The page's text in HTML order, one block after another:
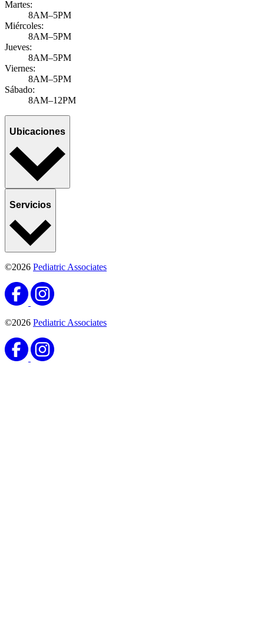
Martes:
8AM–5PM
Miércoles:
8AM–5PM
Jueves:
8AM–5PM
Viernes:
8AM–5PM
Sábado:
8AM–12PM
Ubicaciones
Servicios
©2026 Pediatric Associates
©2026 Pediatric Associates